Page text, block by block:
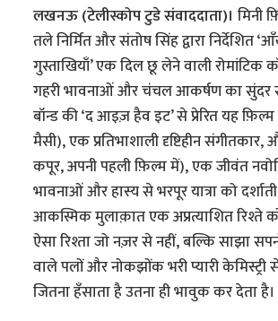
लखनऊ (टेलीस्कोप टुडे संवाददाता)।मिनी
तले निर्मित और संतोष सिंह द्वारा निर्देशित
गुस्ताखियाँ’ एक दिल छू लेने वाली रोमांटिक
गहरी भावनाओं और चंचल आकर्षण का सुंदर
बॉन्ड की ‘द आइज़ हैव इट’ से प्रेरित यह
मैसी), एक प्रतिभाशाली दृष्टिहीन
कपूर, अपनी पहली फ़िल्म में), एक जीवंत
भावनाओं और हास्य से भरपूर यात्रा को
आकस्मिक मुलाक़ात एक अप्रत्याशित रिश्ते
ऐसा रिश्ता जो नज़र से नहीं, बल्कि साझा
वाले पलों और नोकझोंक भरी प्यारी केमिस्ट्री
जितना हँसाता है उतना ही भावुक कर देता है।